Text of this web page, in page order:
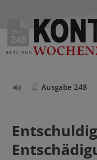
Ausg.
248
30.12.2015
Ausgabe 248